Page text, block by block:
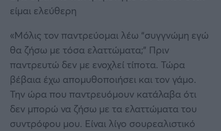
είμαι ελεύθερη
«Μόλις τον παντρεύομαι λέω “συγγνώμη εγώ
θα ζήσω με τόσα ελαττώματα;” Πριν
παντρευτώ δεν με ενοχλεί τίποτα. Τώρα
βέβαια έχω απομυθοποιήσει και τον γάμο.
Την ώρα που παντρευόμουν κατάλαβα ότι
δεν μπορώ να ζήσω με τα ελαττώματα του
συντρόφου μου. Είναι λίγο σουρεαλιστικό